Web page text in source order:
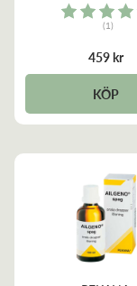
Rating:
(1)
459 kr
KÖP